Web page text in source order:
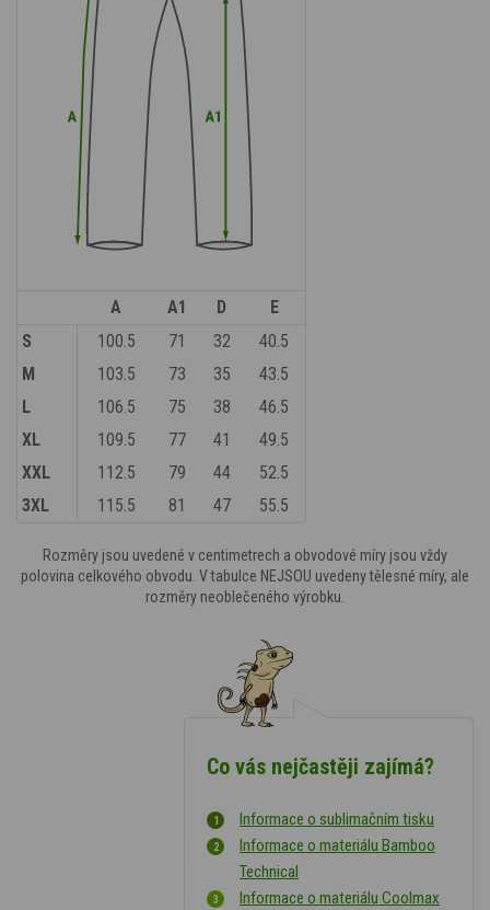
A A1 D
E
S
100.5 71 32
40.5
M
103.5 73 35
43.5
L
106.5 75 38
46.5
XL
109.5 77 41
49.5
XXL
112.5 79 44
52.5
3XL
115.5 81 47 55.5
Rozměry jsou uvedené v centimetrech a obvodové míry jsou vždy
polovina celkového obvodu. V tabulce NEJSOU uvedeny tělesné míry, ale
rozměry neoblečeného výrobku.
Co vás nejčastěji zajímá?
Informace o sublimačním tisku
Informace o materiálu Bamboo
Technical
Informace o materiálu Coolmax